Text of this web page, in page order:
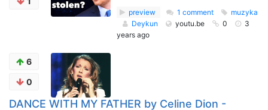
preview 1 comment
muzyka
Deykun
youtu.be 0
3
years ago
6
0
DANCE WITH MY FATHER by Celine Dion -